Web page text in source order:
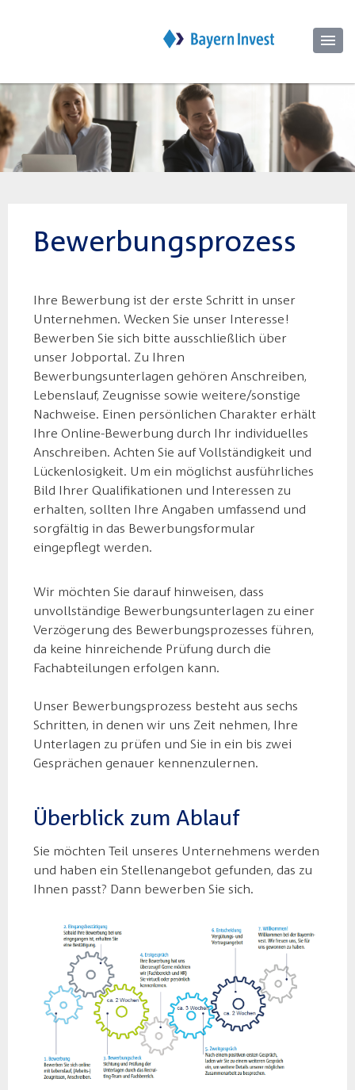
Bewerbungsprozess
Ihre Bewerbung ist der erste Schritt in unser
Unternehmen. Wecken Sie unser Interesse!
Bewerben Sie sich bitte ausschließlich über
unser Jobportal. Zu Ihren
Bewerbungsunterlagen gehören Anschreiben,
Lebenslauf, Zeugnisse sowie weitere/sonstige
Nachweise. Einen persönlichen Charakter erhält
Ihre Online-Bewerbung durch Ihr individuelles
Anschreiben. Achten Sie auf Vollständigkeit und
Lückenlosigkeit. Um ein möglichst ausführliches
Bild Ihrer Qualifikationen und Interessen zu
erhalten, sollten Ihre Angaben umfassend und
sorgfältig in das Bewerbungsformular
eingepflegt werden.
Wir möchten Sie darauf hinweisen, dass
unvollständige Bewerbungsunterlagen zu einer
Verzögerung des Bewerbungsprozesses führen,
da keine hinreichende Prüfung durch die
Fachabteilungen erfolgen kann.
Unser Bewerbungsprozess besteht aus sechs
Schritten, in denen wir uns Zeit nehmen, Ihre
Unterlagen zu prüfen und Sie in ein bis zwei
Gesprächen genauer kennenzulernen.
Überblick zum Ablauf
Sie möchten Teil unseres Unternehmens werden
und haben ein Stellenangebot gefunden, das zu
Ihnen passt? Dann bewerben Sie sich.